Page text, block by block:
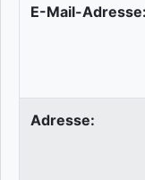
E-Mail-Adresse:
Adresse: